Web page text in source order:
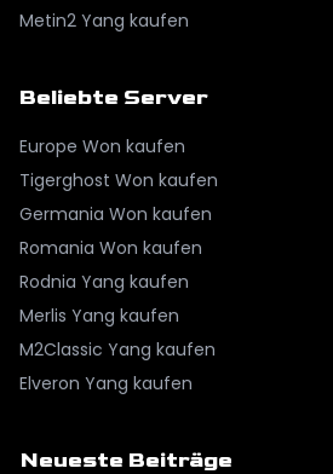
Metin2 Yang kaufen
Beliebte Server
Europe Won kaufen
Tigerghost Won kaufen
Germania Won kaufen
Romania Won kaufen
Rodnia Yang kaufen
Merlis Yang kaufen
M2Classic Yang kaufen
Elveron Yang kaufen
Neueste Beiträge